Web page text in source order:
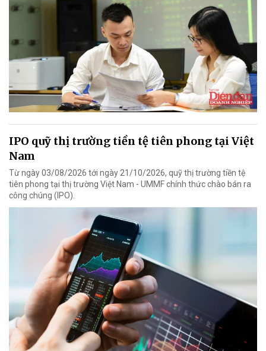
IPO quỹ thị trường tiền tệ tiên phong tại Việt
Nam
Từ ngày 03/08/2026 tới ngày 21/10/2026, quỹ thị trường tiền tệ
tiên phong tại thị trường Việt Nam - UMMF chính thức chào bán ra
công chúng (IPO).